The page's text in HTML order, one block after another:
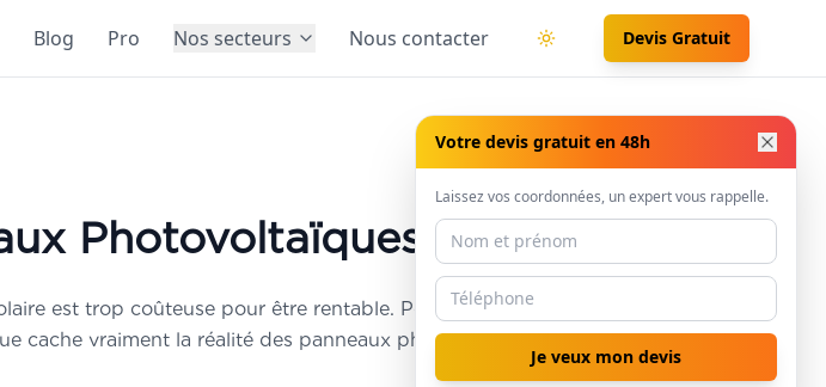
Blog Pro Nos secteurs Nous contacter Basculer le thème
Devis Gratuit
Photovoltaïques : Vraiment ?
est trop coûteuse pour être rentable. Pourtant, ces idées reçues peuvent
cache vraiment la réalité des panneaux photovoltaïques ? Découvrons
Votre devis gratuit en 48h
Laissez vos coordonnées, un expert vous rappelle.
Je veux mon devis